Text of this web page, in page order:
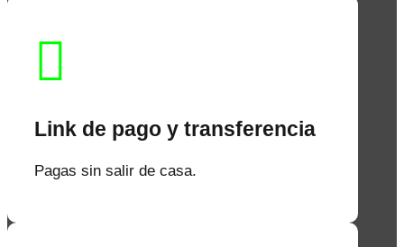

Link de pago y transferencia
Pagas sin salir de casa.